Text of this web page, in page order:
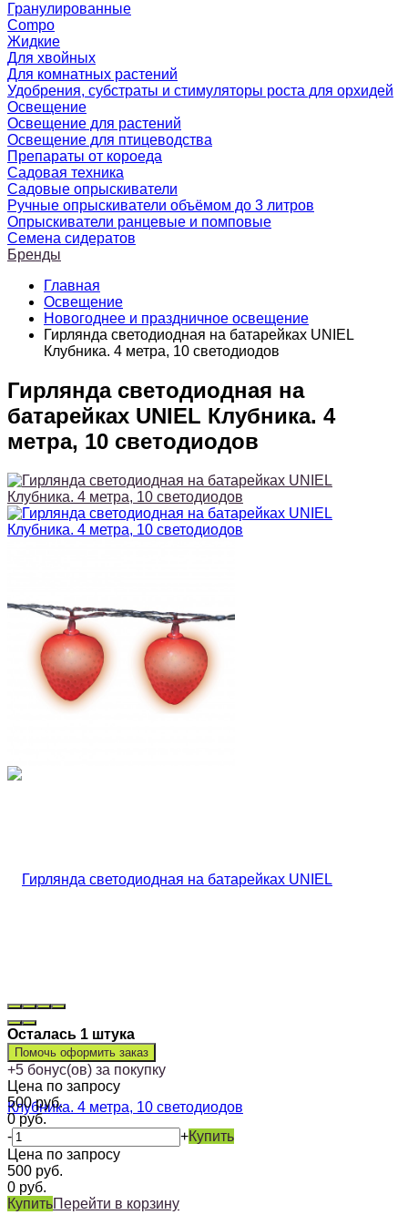
Гранулированные
Compo
Жидкие
Для хвойных
Для комнатных растений
Удобрения, субстраты и стимуляторы роста для орхидей
Освещение
Освещение для растений
Освещение для птицеводства
Препараты от короеда
Садовая техника
Садовые опрыскиватели
Ручные опрыскиватели объёмом до 3 литров
Опрыскиватели ранцевые и помповые
Семена сидератов
Бренды
Главная
Освещение
Новогоднее и праздничное освещение
Гирлянда светодиодная на батарейках UNIEL
Клубника. 4 метра, 10 светодиодов
Гирлянда светодиодная на
батарейках UNIEL Клубника. 4
метра, 10 светодиодов
Осталась 1 штука
Помочь оформить заказ
+5 бонус(ов) за покупку
Цена по запросу
500руб.
0руб.
-
+Купить
Цена по запросу
500 руб.
0 руб.
КупитьПерейти в корзину